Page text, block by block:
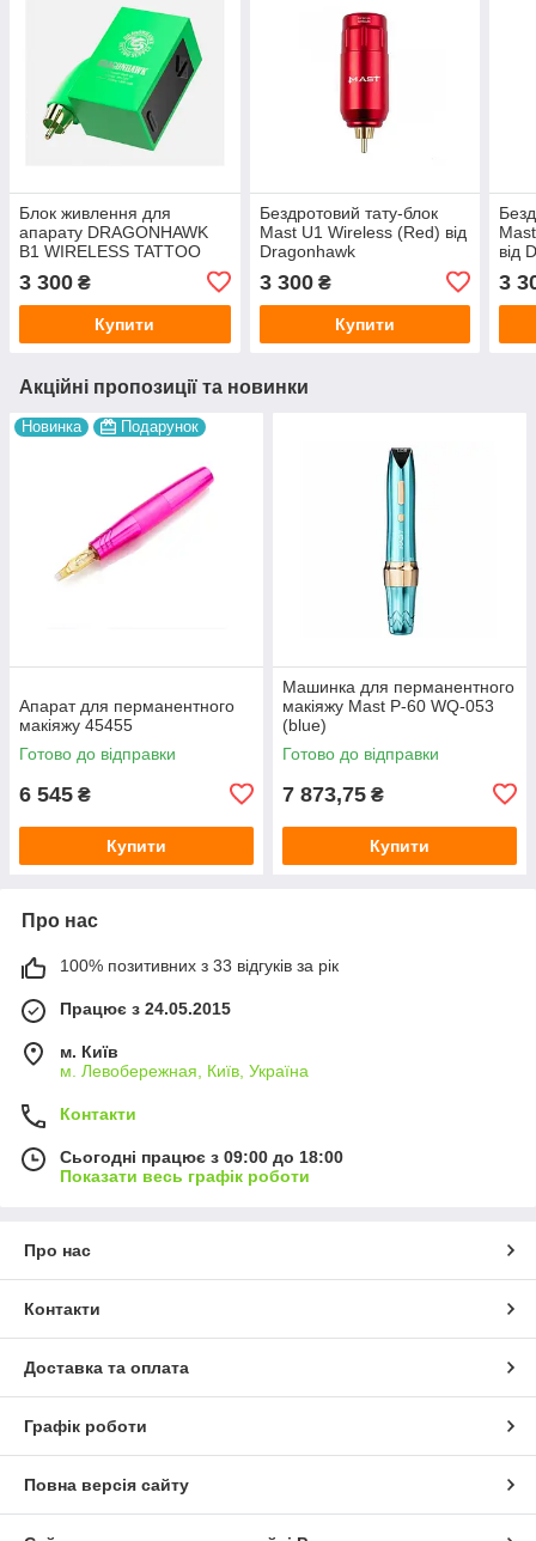
Блок живлення для
апарату DRAGONHAWK
B1 WIRELESS TATTOO
3 300 ₴
Купити
Бездротовий тату-блок
Mast U1 Wireless (Red) від
Dragonhawk
3 300₴
Купити
від
3
Акційні пропозиції та новинки
Новинка Подарунок
Апарат для перманентного
макіяжу 45455
Готово до відправки
6 545 ₴
Купити
Машинка для перманентного
макіяжу Mast P-60 WQ-053
(blue)
Готово до відправки
7 873,75 ₴
Купити
Про нас
100% позитивних з 33 відгуків за рік
Працює з 24.05.2015
м. Київ
м. Левобережная, Київ, Україна
Контакти
Сьогодні працює з 09:00 до 18:00
Показати весь графік роботи
Про нас
Контакти
Доставка та оплата
Графік роботи
Повна версія сайту